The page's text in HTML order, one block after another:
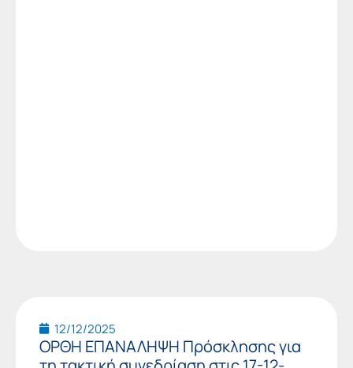
12/12/2025
ΟΡΘΗ ΕΠΑΝΑΛΗΨΗ Πρόσκλησης για